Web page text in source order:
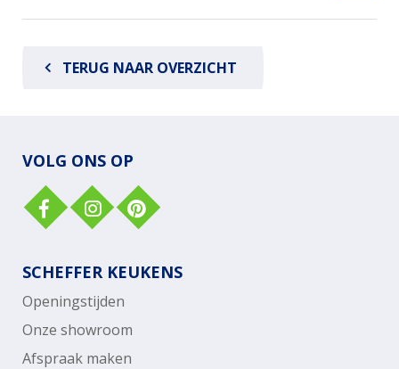
TERUG NAAR OVERZICHT
VOLG ONS OP
SCHEFFER KEUKENS
Openingstijden
Onze showroom
Afspraak maken